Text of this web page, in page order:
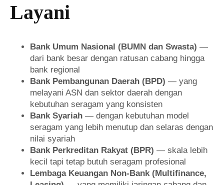
Layani
Bank Umum Nasional (BUMN dan Swasta) —
dari bank besar dengan ratusan cabang hingga
bank regional
Bank Pembangunan Daerah (BPD) — yang
melayani ASN dan sektor daerah dengan
kebutuhan seragam yang konsisten
Bank Syariah — dengan kebutuhan model
seragam yang lebih menutup dan selaras dengan
nilai syariah
Bank Perkreditan Rakyat (BPR) — skala lebih
kecil tapi tetap butuh seragam profesional
Lembaga Keuangan Non-Bank (Multifinance,